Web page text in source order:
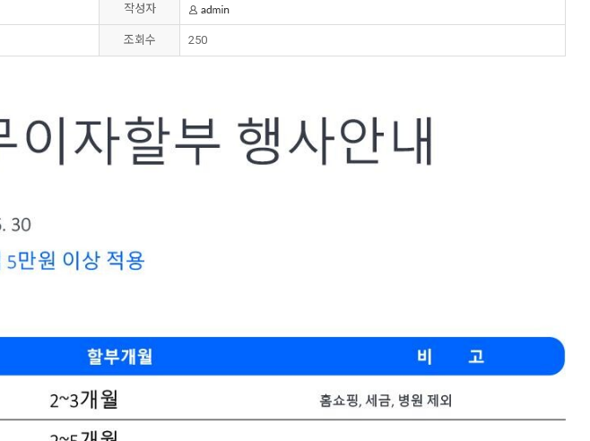
작성자
조회수 250